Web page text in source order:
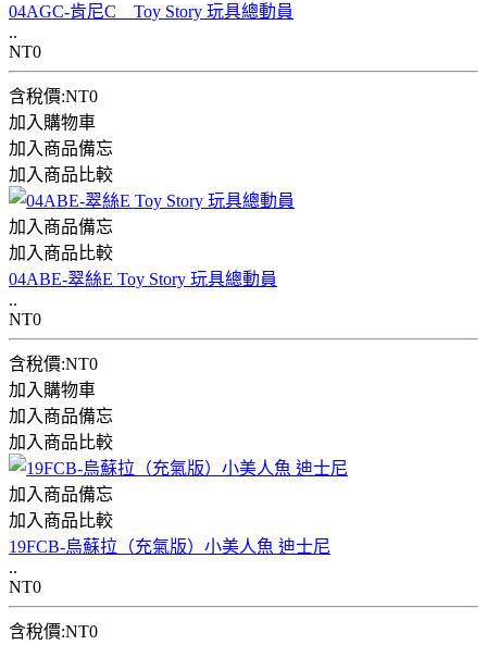
04AGC-肯尼C Toy Story 玩具總動員
..
NT0
含稅價:NT0
加入購物車
加入商品備忘
加入商品比較
加入商品備忘
加入商品比較
04ABE-翠絲E Toy Story 玩具總動員
..
NT0
含稅價:NT0
加入購物車
加入商品備忘
加入商品比較
加入商品備忘
加入商品比較
19FCB-烏蘇拉（充氣版）小美人魚 迪士尼
..
NT0
含稅價:NT0